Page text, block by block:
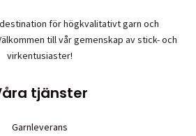
för högkvalitativt garn och
till vår gemenskap av stick- och
virkentusiaster!
tjänster
Garnleverans